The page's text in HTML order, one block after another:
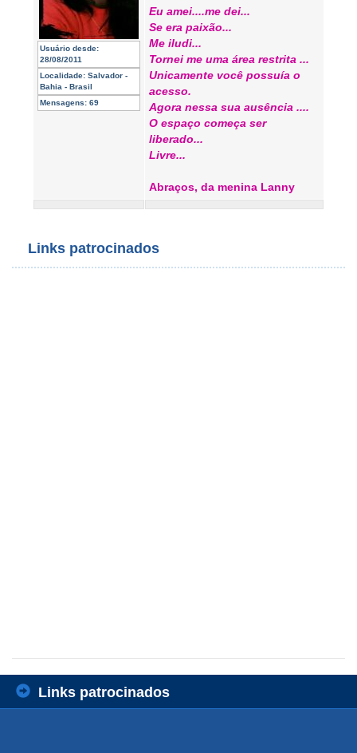
Usuário desde:
28/08/2011
Localidade: Salvador -
Bahia - Brasil
Mensagens: 69
Eu amei....me dei...
Se era paixão...
Me iludi...
Tornei me uma área restrita ...
Unicamente você possuía o
acesso.
Agora nessa sua ausência ....
O espaço começa ser
liberado...
Livre...
Abraços, da menina Lanny
Links patrocinados
Links patrocinados